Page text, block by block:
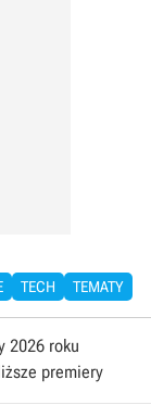
TECH TEMATY
2026 roku
premiery